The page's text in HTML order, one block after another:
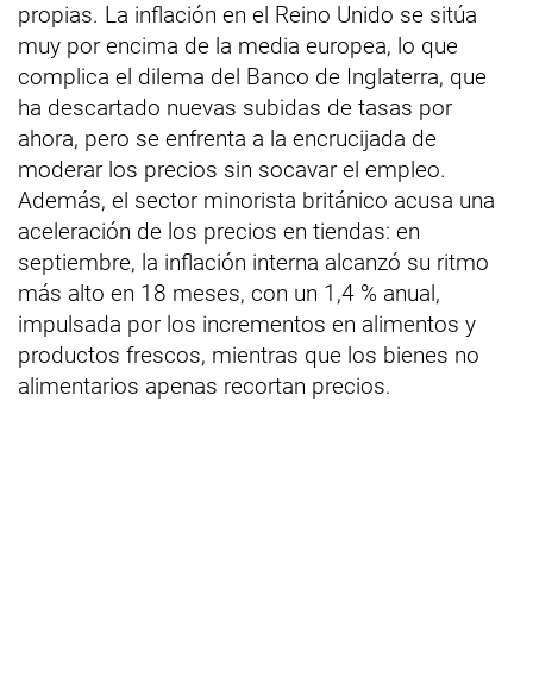
propias. La inflación en el Reino Unido se sitúa
muy por encima de la media europea, lo que
complica el dilema del Banco de Inglaterra, que
ha descartado nuevas subidas de tasas por
ahora, pero se enfrenta a la encrucijada de
moderar los precios sin socavar el empleo.
Además, el sector minorista británico acusa una
aceleración de los precios en tiendas: en
septiembre, la inflación interna alcanzó su ritmo
más alto en 18 meses, con un 1,4 % anual,
impulsada por los incrementos en alimentos y
productos frescos, mientras que los bienes no
alimentarios apenas recortan precios.